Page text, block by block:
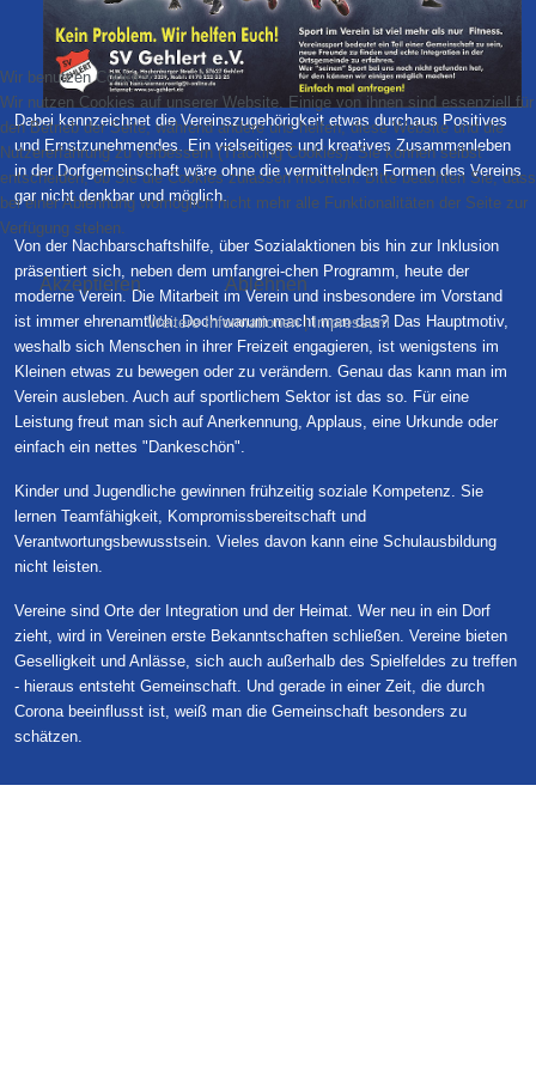
Dabei kennzeichnet die Vereinszugehörigkeit etwas durchaus Positives
und Ernstzunehmendes. Ein vielseitiges und kreatives Zusammenleben
in der Dorfgemeinschaft wäre ohne die vermittelnden Formen des Vereins
gar nicht denkbar und möglich.
Von der Nachbarschaftshilfe, über Sozialaktionen bis hin zur Inklusion
präsentiert sich, neben dem umfangrei-chen Programm, heute der
moderne Verein. Die Mitarbeit im Verein und insbesondere im Vorstand
ist immer ehrenamtlich. Doch warum macht man das? Das Hauptmotiv,
weshalb sich Menschen in ihrer Freizeit engagieren, ist wenigstens im
Kleinen etwas zu bewegen oder zu verändern. Genau das kann man im
Verein ausleben. Auch auf sportlichem Sektor ist das so. Für eine
Leistung freut man sich auf Anerkennung, Applaus, eine Urkunde oder
einfach ein nettes "Dankeschön".
Kinder und Jugendliche gewinnen frühzeitig soziale Kompetenz. Sie
lernen Teamfähigkeit, Kompromissbereitschaft und
Verantwortungsbewusstsein. Vieles davon kann eine Schulausbildung
nicht leisten.
Vereine sind Orte der Integration und der Heimat. Wer neu in ein Dorf
zieht, wird in Vereinen erste Bekanntschaften schließen. Vereine bieten
Geselligkeit und Anlässe, sich auch außerhalb des Spielfeldes zu treffen
- hieraus entsteht Gemeinschaft. Und gerade in einer Zeit, die durch
Corona beeinflusst ist, weiß man die Gemeinschaft besonders zu
schätzen.
Wir benutzen Cookies
Wir nutzen Cookies auf unserer Website. Einige von ihnen sind essenziell für
den Betrieb der Seite, während andere uns helfen, diese Website und die
Nutzererfahrung zu verbessern (Tracking Cookies). Sie können selbst
entscheiden, ob Sie die Cookies zulassen möchten. Bitte beachten Sie, dass
bei einer Ablehnung womöglich nicht mehr alle Funktionalitäten der Seite zur
Verfügung stehen.
Akzeptieren Ablehnen
Weitere Informationen|Impressum